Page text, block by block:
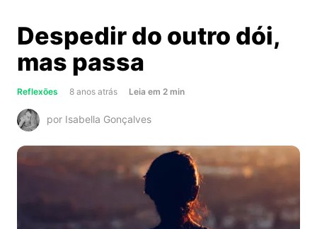
Despedir do outro dói,
mas passa
Reflexões 8 anos atrás Leia about
do
dói,
mas
passa
em 2 min
por Isabella Gonçalves